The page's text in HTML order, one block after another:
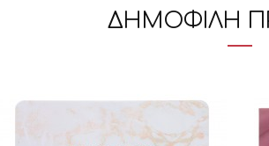
ΔΗΜΟΦΙΛΗ